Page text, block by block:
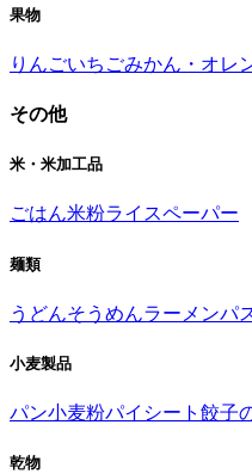
果物
りんごいちごみかん・オレ
その他
米・米加工品
ごはん米粉ライスペーパー
麺類
うどんそうめんラーメンパ
小麦製品
パン小麦粉パイシート 餃子
乾物